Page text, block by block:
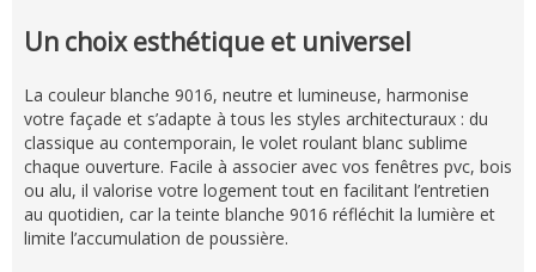
Un choix esthétique et universel
La couleur blanche 9016, neutre et lumineuse, harmonise
votre façade et s’adapte à tous les styles architecturaux : du
classique au contemporain, le volet roulant blanc sublime
chaque ouverture. Facile à associer avec vos fenêtres pvc, bois
ou alu, il valorise votre logement tout en facilitant l’entretien
au quotidien, car la teinte blanche 9016 réfléchit la lumière et
limite l’accumulation de poussière.